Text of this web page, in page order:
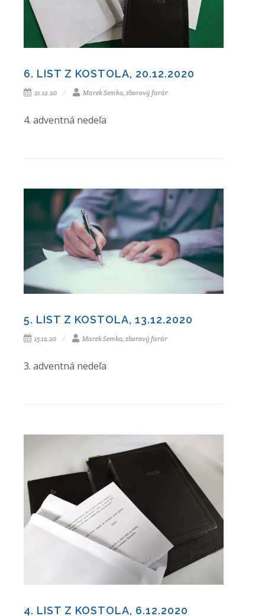
6. LIST Z KOSTOLA, 20.12.2020
21.12.20 Marek Semko, zborový farár
4. adventná nedeľa
5. LIST Z KOSTOLA, 13.12.2020
15.12.20 Marek Semko, zborový farár
3. adventná nedeľa
4. LIST Z KOSTOLA, 6.12.2020